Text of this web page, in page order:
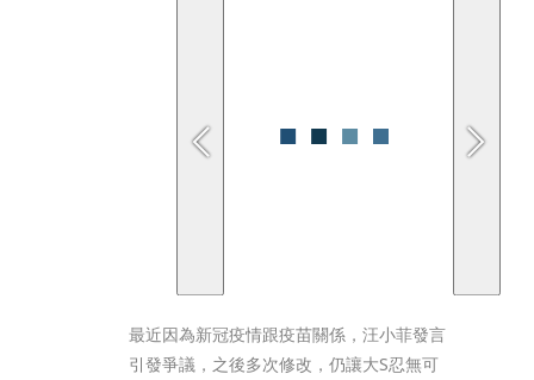
最近因為新冠疫情跟疫苗關係，汪小菲發言
引發爭議，之後多次修改，仍讓大S忍無可